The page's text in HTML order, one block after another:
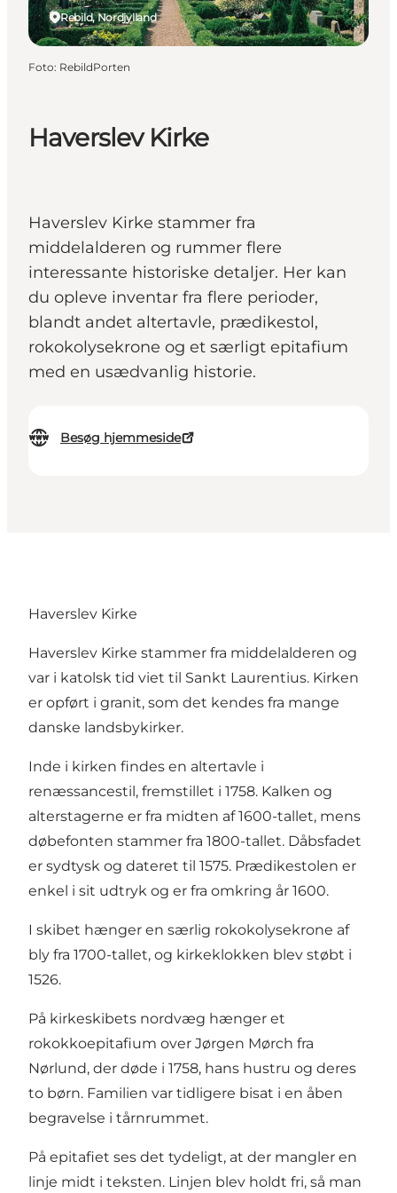
Haverslev Kirke
Haverslev Kirke stammer fra
middelalderen og rummer flere
interessante historiske detaljer. Her kan
du opleve inventar fra flere perioder,
blandt andet altertavle, prædikestol,
rokokolysekrone og et særligt epitafium
med en usædvanlig historie.
Besøg hjemmeside
Rebild, Nordjylland
Foto: RebildPorten
Haverslev Kirke
Haverslev Kirke stammer fra middelalderen og
var i katolsk tid viet til Sankt Laurentius. Kirken
er opført i granit, som det kendes fra mange
danske landsbykirker.
Inde i kirken findes en altertavle i
renæssancestil, fremstillet i 1758. Kalken og
alterstagerne er fra midten af 1600-tallet, mens
døbefonten stammer fra 1800-tallet. Dåbsfadet
er sydtysk og dateret til 1575. Prædikestolen er
enkel i sit udtryk og er fra omkring år 1600.
I skibet hænger en særlig rokokolysekrone af
bly fra 1700-tallet, og kirkeklokken blev støbt i
1526.
På kirkeskibets nordvæg hænger et
rokokkoepitafium over Jørgen Mørch fra
Nørlund, der døde i 1758, hans hustru og deres
to børn. Familien var tidligere bisat i en åben
begravelse i tårnrummet.
På epitafiet ses det tydeligt, at der mangler en
linje midt i teksten. Linjen blev holdt fri, så man